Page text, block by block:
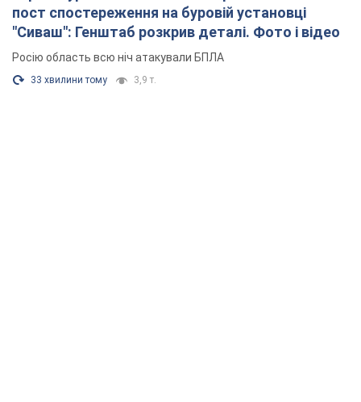
пост спостереження на буровій установці
"Сиваш": Генштаб розкрив деталі. Фото і відео
Росію область всю ніч атакували БПЛА
33 хвилини тому 3,9 т.